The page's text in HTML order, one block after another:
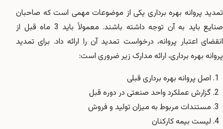
تمدید پروانه بهره برداری یکی از موضوعات مهمی است که صاحبان
صنایع باید به آن توجه داشته باشند. معمولاً باید 3 ماه قبل از
انقضای اعتبار پروانه، درخواست تمدید آن را ارائه داد. برای تمدید
پروانه بهره برداری، ارائه مدارک زیر ضروری است:
اصل پروانه بهره برداری قبلی
گزارش عملکرد واحد صنعتی در دوره قبل
مستندات مربوط به میزان تولید و فروش
لیست بیمه کارکنان